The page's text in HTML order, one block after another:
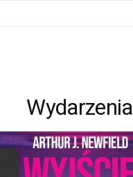
Wydarzenia